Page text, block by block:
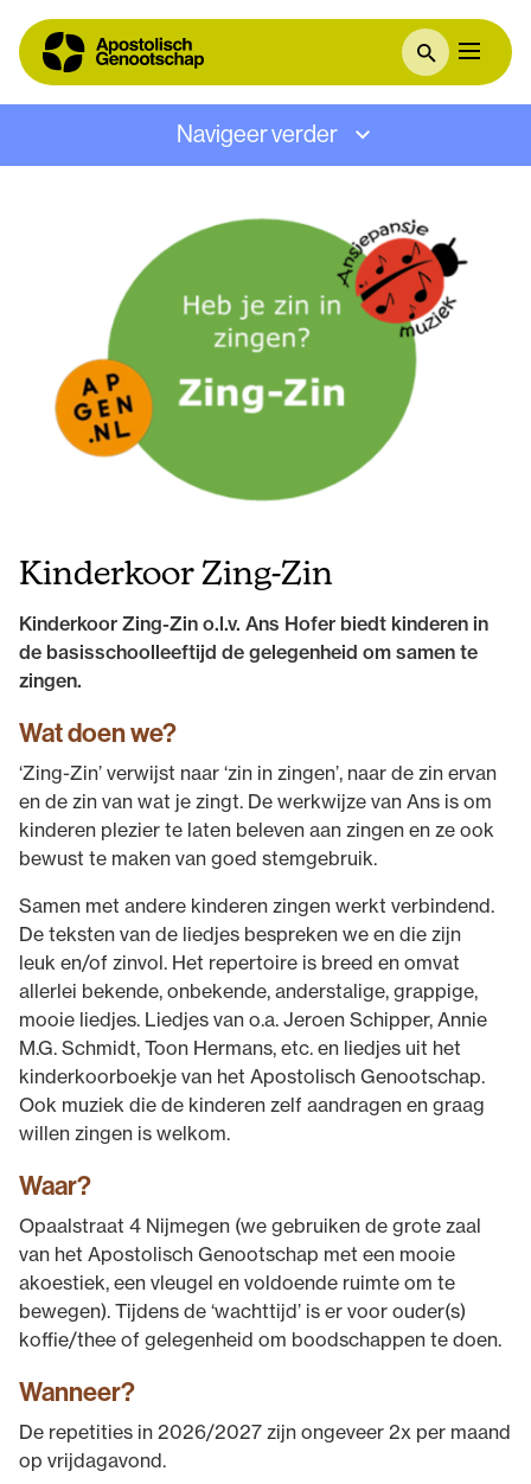
Navigeer verder
Kinderkoor Zing-Zin
Kinderkoor Zing-Zin o.l.v. Ans Hofer biedt kinderen in
de basisschoolleeftijd de gelegenheid om samen te
zingen.
Wat doen we?
‘Zing-Zin’ verwijst naar ‘zin in zingen’, naar de zin ervan
en de zin van wat je zingt. De werkwijze van Ans is om
kinderen plezier te laten beleven aan zingen en ze ook
bewust te maken van goed stemgebruik.
Samen met andere kinderen zingen werkt verbindend.
De teksten van de liedjes bespreken we en die zijn
leuk en/of zinvol. Het repertoire is breed en omvat
allerlei bekende, onbekende, anderstalige, grappige,
mooie liedjes. Liedjes van o.a. Jeroen Schipper, Annie
M.G. Schmidt, Toon Hermans, etc. en liedjes uit het
kinderkoorboekje van het Apostolisch Genootschap.
Ook muziek die de kinderen zelf aandragen en graag
willen zingen is welkom.
Waar?
Opaalstraat 4 Nijmegen (we gebruiken de grote zaal
van het Apostolisch Genootschap met een mooie
akoestiek, een vleugel en voldoende ruimte om te
bewegen). Tijdens de ‘wachttijd’ is er voor ouder(s)
koffie/thee of gelegenheid om boodschappen te doen.
Wanneer?
De repetities in 2026/2027 zijn ongeveer 2x per maand
op vrijdagavond.